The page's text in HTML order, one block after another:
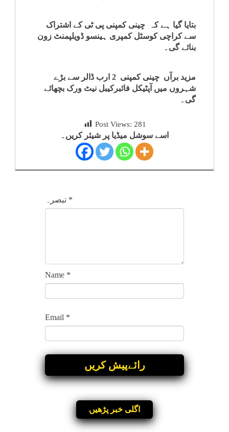
بتایا گیا ہے کہ چینی کمپنی پی ٹی کے اشتراک
سے کراچی کوسٹل کمپری ہینسو ڈویلپمنٹ زون
بنائے گی۔
مزید برآں چینی کمپنی 2 ارب ڈالر سے بڑے
شہروں میں آپٹیکل فائبرکیبل نیٹ ورک بچھائے
گی۔
Post Views: 281
اسے سوشل میڈیا پر شیئر کریں۔
تبصرہ *
Name *
Email *
اگلی خبر پڑھیں